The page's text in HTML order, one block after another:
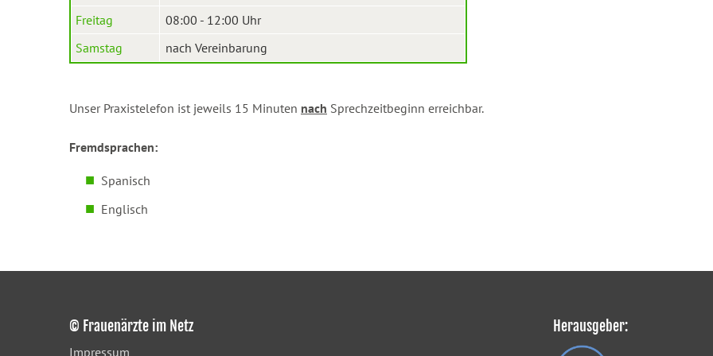
Freitag
08:00 - 12:00 Uhr
Samstag
nach Vereinbarung
Unser Praxistelefon ist jeweils 15 Minuten nach Sprechzeitbeginn erreichbar.
Fremdsprachen:
Spanisch
Englisch
© Frauenärzte im Netz
Impressum
Herausgeber: